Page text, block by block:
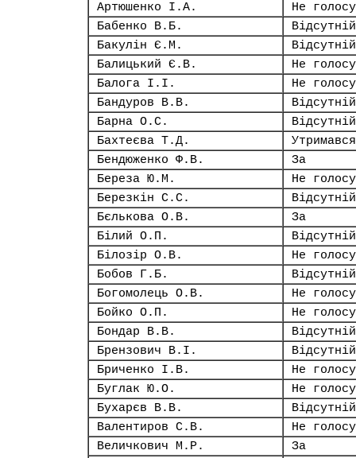
Артюшенко І.А.
Не
Бабенко В.Б.
Відсутній
Бакулін Є.М.
Відсутній
Балицький Є.В.
Не
Балога І.І.
Не
Бандуров В.В.
Відсутній
Барна О.С.
Відсутній
Бахтеєва Т.Д.
Утримався
Бендюженко Ф.В.
За
Береза Ю.М.
Не
Березкін С.С.
Відсутній
Бєлькова О.В.
За
Білий О.П.
Відсутній
Білозір О.В.
Не
Бобов Г.Б.
Відсутній
Богомолець О.В.
Не
Бойко О.П.
Не
Бондар В.В.
Відсутній
Брензович В.І.
Відсутній
Бриченко І.В.
Не
Буглак Ю.О.
Не
Бухарєв В.В.
Відсутній
Валентиров С.В.
Не
Величкович М.Р.
За